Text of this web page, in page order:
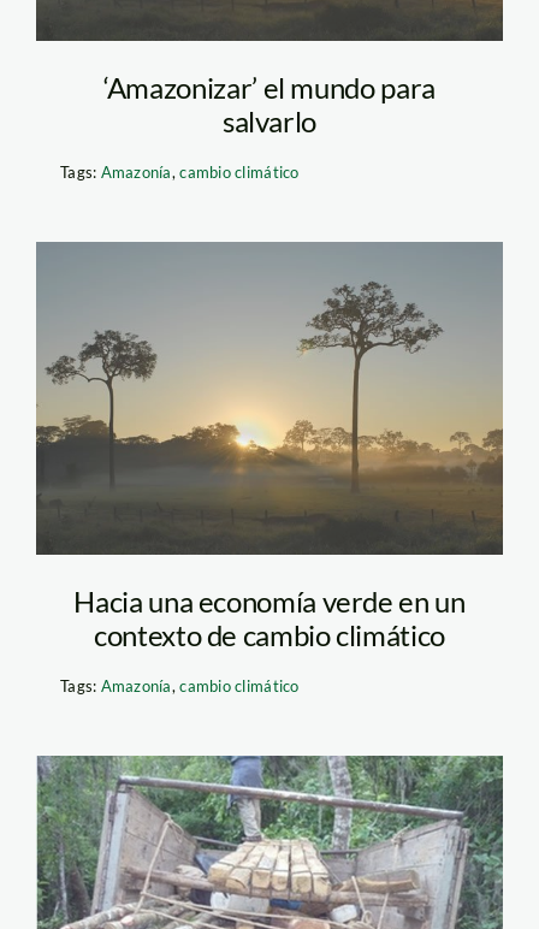
‘Amazonizar’ el mundo para
salvarlo
Tags: Amazonía,cambio climático
Hacia una economía verde en un
contexto de cambio climático
Tags: Amazonía,cambio climático
tala_sernanp_tambopata